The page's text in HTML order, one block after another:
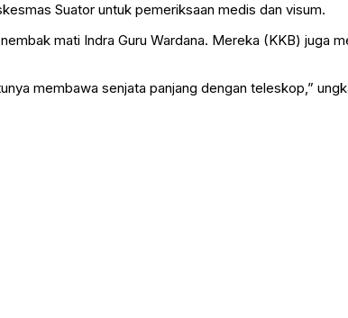
Suator untuk pemeriksaan medis dan visum.
mati Indra Guru Wardana. Mereka (KKB) juga
membawa senjata panjang dengan teleskop,”